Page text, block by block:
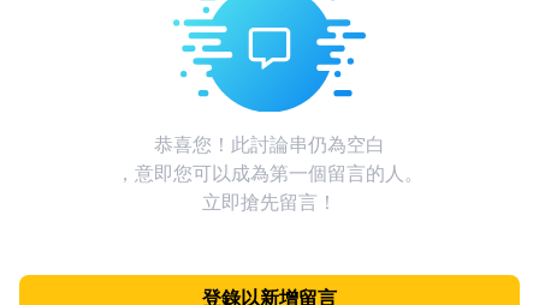
恭喜您！此討論串仍為空白
，意即您可以成為第一個留言的人。
立即搶先留言！
登錄以新增留言